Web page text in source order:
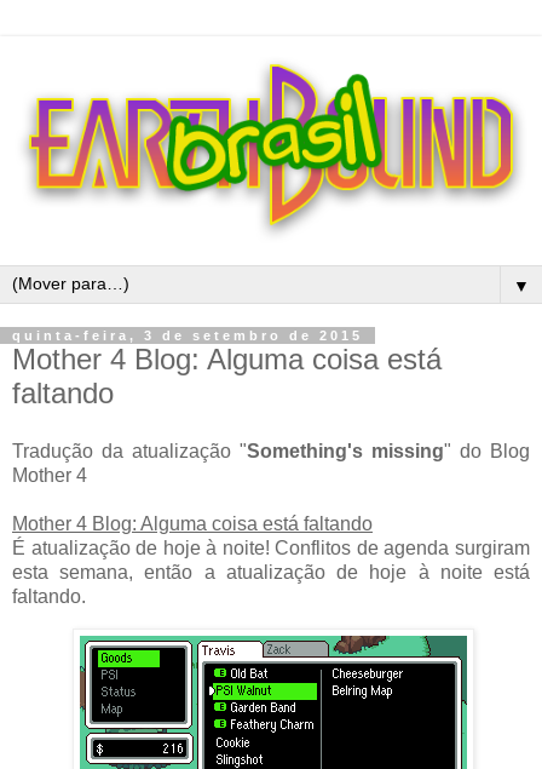
▼
quinta-feira, 3 de setembro de 2015
Mother 4 Blog: Alguma coisa está
faltando
Tradução da atualização "Something's missing" do Blog
Mother 4
Mother 4 Blog: Alguma coisa está faltando
É atualização de hoje à noite!Conflitos de agenda surgiram
esta semana, então a atualização de hoje à noite está
faltando.